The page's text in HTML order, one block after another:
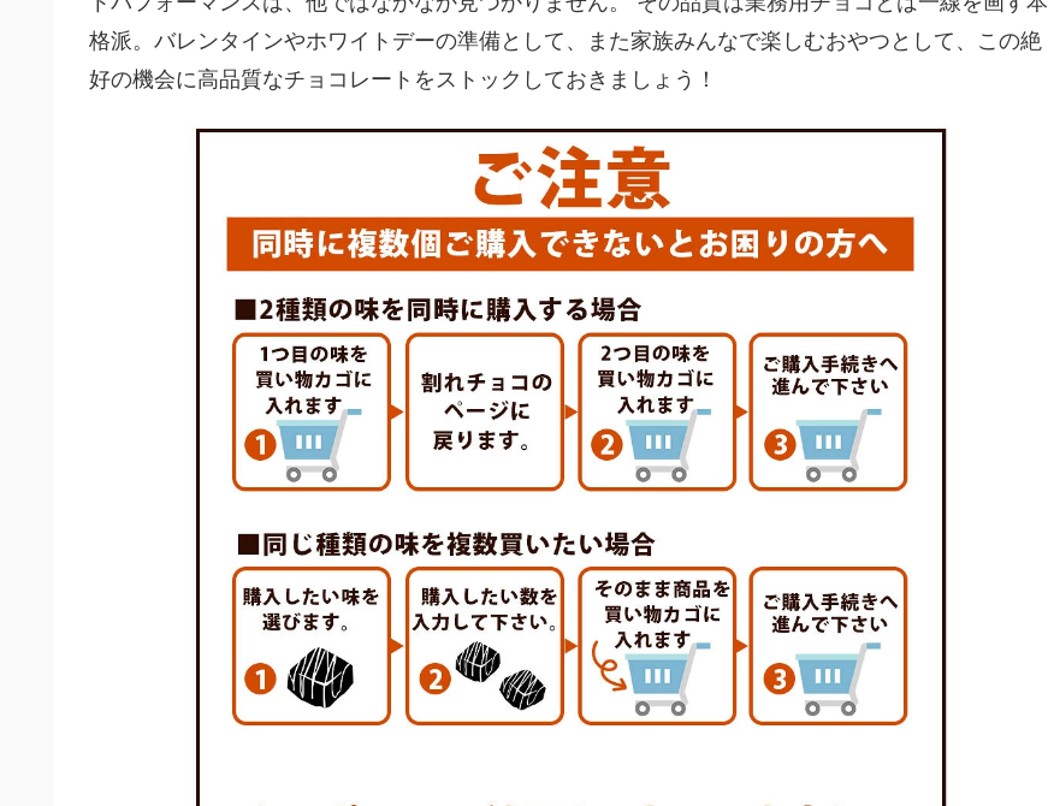
格派。バレンタインやホワイトデーの準備として、また家族みんなで楽しむおやつとして、この絶
好の機会に高品質なチョコレートをストックしておきましょう！